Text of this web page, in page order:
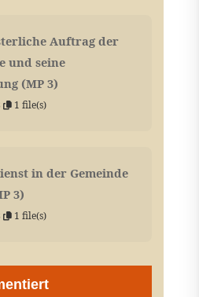
Auftrag der
und seine
(MP 3)
1 file(s)
in der Gemeinde
3)
1 file(s)